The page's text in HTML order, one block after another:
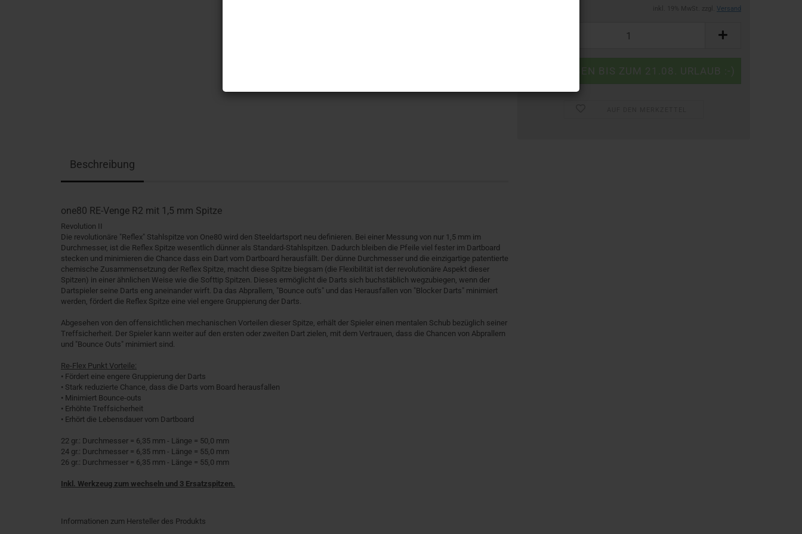
Versand
Beschreibung
one80 RE-Venge R2 mit 1,5 mm Spitze
Revolution II
Die revolutionäre "Reflex" Stahlspitze von One80 wird den Steeldartsport neu definieren. Bei einer Messung von nur 1,5 mm im
Durchmesser, ist die Reflex Spitze wesentlich dünner als Standard-Stahlspitzen. Dadurch bleiben die Pfeile viel fester im Dartboard
stecken und minimieren die Chance dass ein Dart vom Dartboard herausfällt. Der dünne Durchmesser und die einzigartige patentierte
chemische Zusammensetzung der Reflex Spitze, macht diese Spitze biegsam (die Flexibilität ist der revolutionäre Aspekt dieser
Spitzen) in einer ähnlichen Weise wie die Softtip Spitzen. Dieses ermöglicht die Darts sich buchstäblich wegzubiegen, wenn der
Dartspieler seine Darts eng aneinander wirft. Da das Abprallern, "Bounce out's" und das Herausfallen von "Blocker Darts" minimiert
werden, fördert die Reflex Spitze eine viel engere Gruppierung der Darts.
Abgesehen von den offensichtlichen mechanischen Vorteilen dieser Spitze, erhält der Spieler einen mentalen Schub bezüglich seiner
Treffsicherheit. Der Spieler kann weiter auf den ersten oder zweiten Dart zielen, mit dem Vertrauen, dass die Chancen von Abprallern
und "Bounce Outs" minimiert sind.
Re-Flex Punkt Vorteile:
• Fördert eine engere Gruppierung der Darts
• Stark reduzierte Chance, dass die Darts vom Board herausfallen
• Minimiert Bounce-outs
• Erhöhte Treffsicherheit
• Erhört die Lebensdauer vom Dartboard
22 gr.: Durchmesser = 6,35 mm - Länge = 50,0 mm
24 gr.: Durchmesser = 6,35 mm - Länge = 55,0 mm
26 gr.: Durchmesser = 6,35 mm - Länge = 55,0 mm
Inkl. Werkzeug zum wechseln und 3 Ersatzspitzen.
Informationen zum Hersteller des Produkts